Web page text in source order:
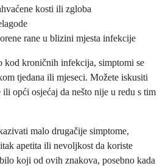
kosti ili zgloba
rane u blizini mjesta infekcije
kod kroničnih infekcija, simptomi se
tjedana ili mjeseci. Možete iskusiti
opći osjećaj da nešto nije u redu s tim
​​malo drugačije simptome,
apetita ili nevoljkost da koriste
koji od ovih znakova, posebno kada